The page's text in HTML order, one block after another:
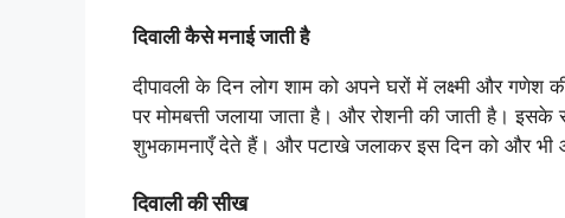
दिवाली कैसे मनाई जाती है
दीपावली के दिन लोग शाम को अपने घरों में लक्ष्मी और
पर मोमबत्ती जलाया जाता है। और रोशनी की जाती है।
शुभकामनाएँ देते हैं। और पटाखे जलाकर इस दिन को और भी
दिवाली की सीख